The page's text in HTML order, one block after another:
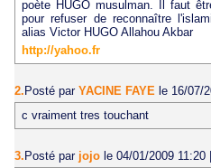
poète HUGO musulman. Il faut
pour refuser de reconnaître
alias Victor HUGO Allahou Akbar
http://yahoo.fr
2.Posté par YACINE FAYE le 16/07/
c vraiment tres touchant
3. Posté par jojo le 04/01/2009 11:20